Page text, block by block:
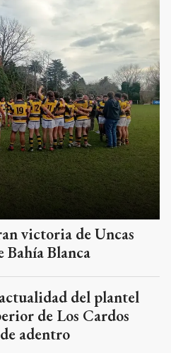
victoria de Uncas
Blanca
del plantel
de Los Cardos
adentro